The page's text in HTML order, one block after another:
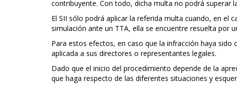
contribuyente. Con todo, dicha multa no podrá superar
El SII sólo podrá aplicar la referida multa cuando, en el
simulación ante un TTA, ella se encuentre resuelta por
Para estos efectos, en caso que la infracción haya
aplicada a sus directores o representantes legales.
Dado que el inicio del procedimiento depende de la
que haga respecto de las diferentes situaciones y